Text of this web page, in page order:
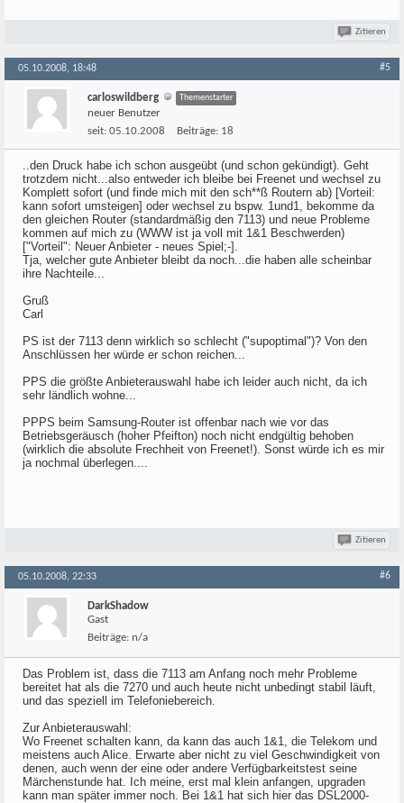
Zitieren
05.10.2008, 18:48 #5
carloswildberg Themenstarter
neuer Benutzer
seit: 05.10.2008 Beiträge: 18
..den Druck habe ich schon ausgeübt (und schon gekündigt). Geht
trotzdem nicht...also entweder ich bleibe bei Freenet und wechsel zu
Komplett sofort (und finde mich mit den sch**ß Routern ab) [Vorteil:
kann sofort umsteigen] oder wechsel zu bspw. 1und1, bekomme da
den gleichen Router (standardmäßig den 7113) und neue Probleme
kommen auf mich zu (WWW ist ja voll mit 1&1 Beschwerden)
["Vorteil": Neuer Anbieter - neues Spiel;-].
Tja, welcher gute Anbieter bleibt da noch...die haben alle scheinbar
ihre Nachteile...
Gruß
Carl
PS ist der 7113 denn wirklich so schlecht ("supoptimal")? Von den
Anschlüssen her würde er schon reichen...
PPS die größte Anbieterauswahl habe ich leider auch nicht, da ich
sehr ländlich wohne...
PPPS beim Samsung-Router ist offenbar nach wie vor das
Betriebsgeräusch (hoher Pfeifton) noch nicht endgültig behoben
(wirklich die absolute Frechheit von Freenet!). Sonst würde ich es mir
ja nochmal überlegen....
Zitieren
05.10.2008, 22:33 #6
DarkShadow
Gast
Beiträge: n/a
Das Problem ist, dass die 7113 am Anfang noch mehr Probleme
bereitet hat als die 7270 und auch heute nicht unbedingt stabil läuft,
und das speziell im Telefoniebereich.
Zur Anbieterauswahl:
Wo Freenet schalten kann, da kann das auch 1&1, die Telekom und
meistens auch Alice. Erwarte aber nicht zu viel Geschwindigkeit von
denen, auch wenn der eine oder andere Verfügbarkeitstest seine
Märchenstunde hat. Ich meine, erst mal klein anfangen, upgraden
kann man später immer noch. Bei 1&1 hat sich hier das DSL2000-